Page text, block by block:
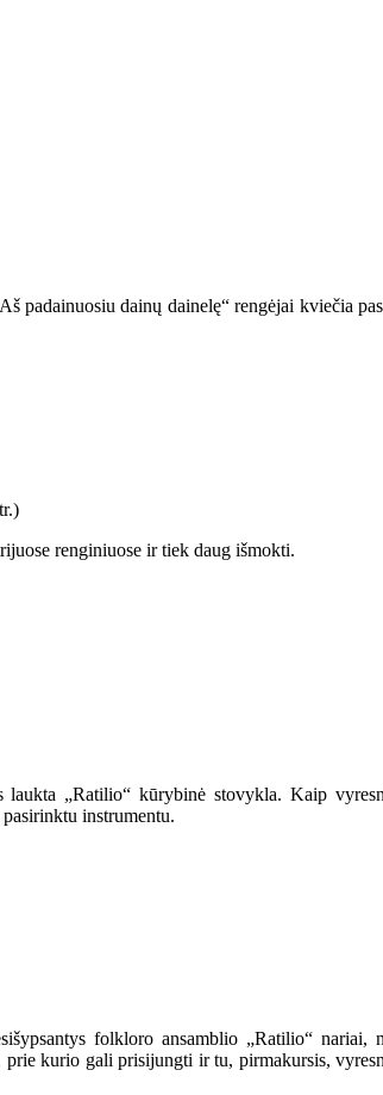
padainuosiu dainų dainelę“ rengėjai kviečia
renginiuose ir tiek daug išmokti.
„Ratilio“ kūrybinė stovykla. Kaip
instrumentu.
folkloro ansamblio „Ratilio“
kurio gali prisijungti ir tu, pirmakursis,